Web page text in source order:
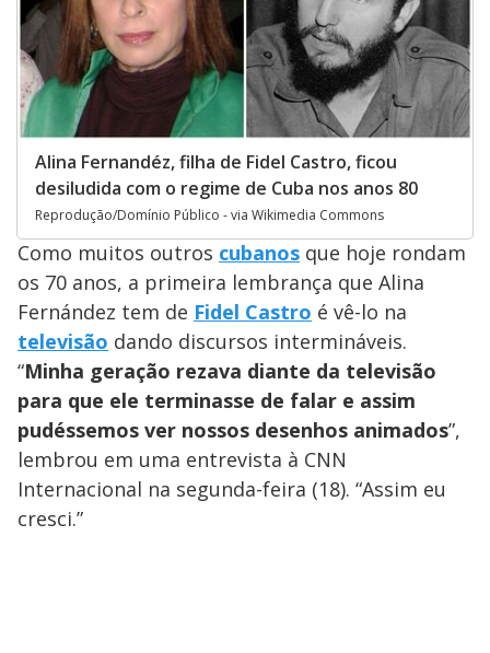
Alina Fernandéz, filha de Fidel Castro, ficou
desiludida com o regime de Cuba nos anos 80
Reprodução/Domínio Público - via Wikimedia Commons
Como muitos outros cubanos que hoje rondam
os 70 anos, a primeira lembrança que Alina
Fernández tem de Fidel Castro é vê-lo na
televisão dando discursos intermináveis.
“Minha geração rezava diante da televisão
para que ele terminasse de falar e assim
pudéssemos ver nossos desenhos animados”,
lembrou em uma entrevista à CNN
Internacional na segunda-feira (18). “Assim eu
cresci.”